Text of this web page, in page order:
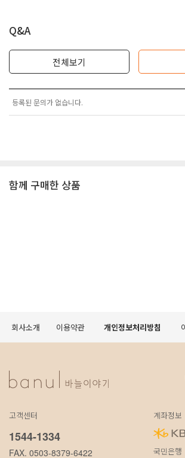
Q&A
전체보기
등록된 문의가 없습니다.
함께 구매한 상품
회사소개 이용약관 개인정보처리방침
고객센터
1544-1334
FAX. 0503-8379-6422
계좌정보
국민은행